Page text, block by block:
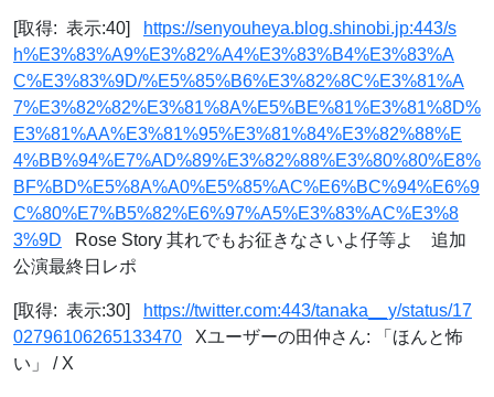
[取得: 表示:40]
https://senyouheya.blog.shinobi.jp:443/s
h%E3%83%A9%E3%82%A4%E3%83%B4%E3%83%A
C%E3%83%9D/%E5%85%B6%E3%82%8C%E3%81%A
7%E3%82%82%E3%81%8A%E5%BE%81%E3%81%8D%
E3%81%AA%E3%81%95%E3%81%84%E3%82%88%E
4%BB%94%E7%AD%89%E3%82%88%E3%80%80%E8%
BF%BD%E5%8A%A0%E5%85%AC%E6%BC%94%E6%9
C%80%E7%B5%82%E6%97%A5%E3%83%AC%E3%8
3%9D Rose Story 其れでもお征きなさいよ仔等よ 追加
公演最終日レポ
[取得: 表示:30]
https://twitter.com:443/tanaka__y/status/17
02796106265133470 Xユーザーの田仲さん: 「ほんと怖
い」 / X